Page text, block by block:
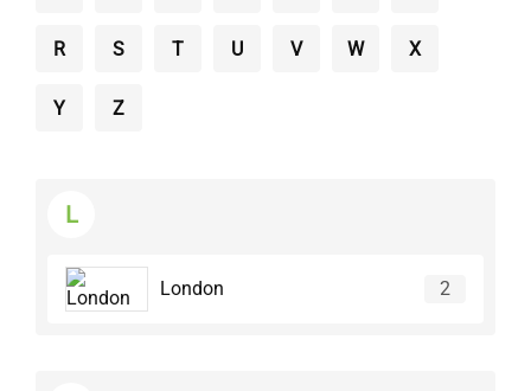
R S T U V W X
Y Z
L
London 2